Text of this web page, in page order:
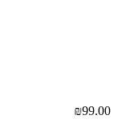
₪99.00